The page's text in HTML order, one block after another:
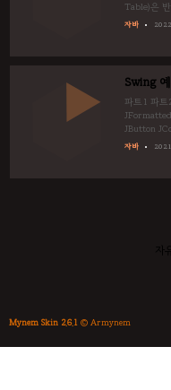
Table)은
연산으로
자바
Swing
파트1 파
JButton
JMenuItem
자바
Mynem Skin 2.6.1 © Armynem